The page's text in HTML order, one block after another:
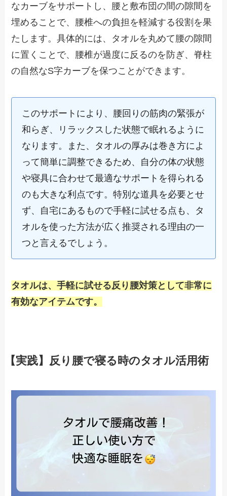
なカーブをサポートし、腰と敷布団の間の隙間を
埋めることで、腰椎への負担を軽減する役割を果
たします。具体的には、タオルを丸めて腰の隙間
に置くことで、腰椎が過度に反るのを防ぎ、脊柱
の自然なS字カーブを保つことができます。
このサポートにより、腰回りの筋肉の緊張が
和らぎ、リラックスした状態で眠れるように
なります。また、タオルの厚みは巻き方によ
って簡単に調整できるため、自分の体の状態
や寝具に合わせて最適なサポートを得られる
のも大きな利点です。特別な道具を必要とせ
ず、自宅にあるもので手軽に試せる点も、タ
オルを使った方法が広く推奨される理由の一
つと言えるでしょう。
タオルは、手軽に試せる反り腰対策として非常に
有効なアイテムです。
【実践】反り腰で寝る時のタオル活用術